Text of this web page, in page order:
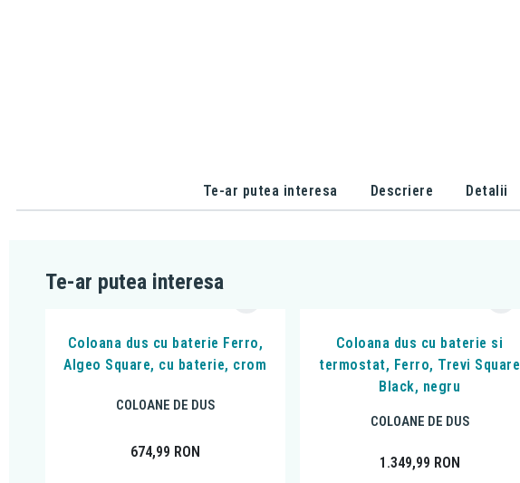
Te-ar putea interesa Descriere Detalii
Te-ar putea interesa
Coloana dus cu baterie Ferro,
Algeo Square, cu baterie, crom
COLOANE DE DUS
674,99 RON
Coloana dus cu baterie si
termostat, Ferro, Trevi Square
Black, negru
COLOANE DE DUS
1.349,99 RON